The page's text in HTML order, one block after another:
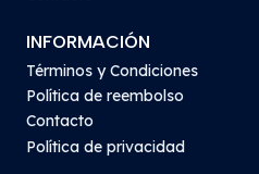
INFORMACIÓN
Términos y Condiciones
Política de reembolso
Contacto
Política de privacidad